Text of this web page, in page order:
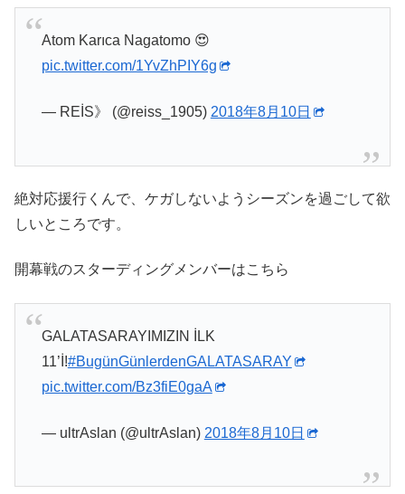
Atom Karıca Nagatomo 😍
pic.twitter.com/1YvZhPIY6g
— REİS》 (@reiss_1905) 2018年8月10日
絶対応援行くんで、ケガしないようシーズンを過ごして欲
しいところです。
開幕戦のスターディングメンバーはこちら
GALATASARAYIMIZIN İLK
11’İ!#BugünGünlerdenGALATASARAY
pic.twitter.com/Bz3fiE0gaA
— ultrAslan (@ultrAslan) 2018年8月10日